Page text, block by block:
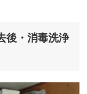
後・消毒洗浄